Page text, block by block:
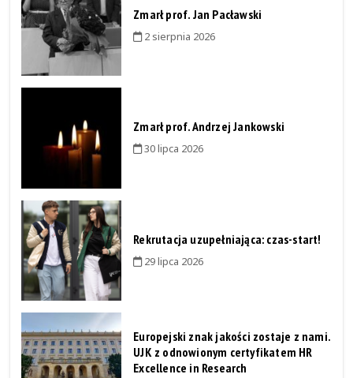
Zmarł prof. Jan Pacławski
2 sierpnia 2026
Zmarł prof. Andrzej Jankowski
30 lipca 2026
Rekrutacja uzupełniająca: czas-start!
29 lipca 2026
Europejski znak jakości zostaje z nami.
UJK z odnowionym certyfikatem HR
Excellence in Research